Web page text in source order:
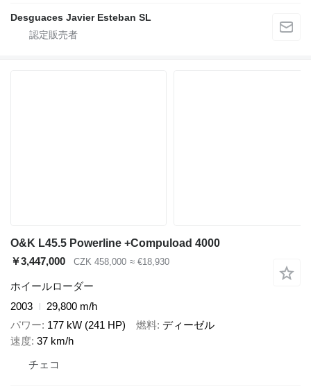
Desguaces Javier Esteban SL
O&K L45.5 Powerline +Compuload 4000
￥3,447,000
CZK 458,000 ≈ €18,930
ホイールローダー
2003
29,800 m/h
パワー 177 kW (241 HP) 燃料 ディーゼル
速度 37 km/h
チェコ